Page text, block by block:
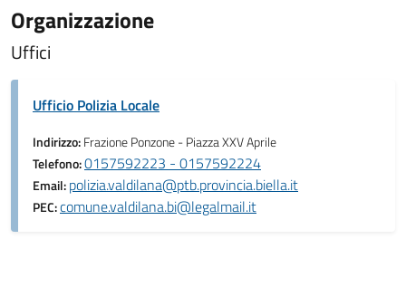
Organizzazione
Uffici
Ufficio Polizia Locale
Indirizzo:Frazione Ponzone - Piazza XXV Aprile
Telefono:0157592223 - 0157592224
Email:polizia.valdilana@ptb.provincia.biella.it
PEC:comune.valdilana.bi@legalmail.it